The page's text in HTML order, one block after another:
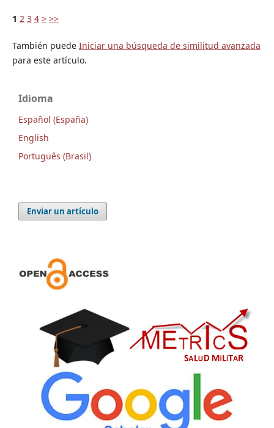
1 2 3 4 > >>
También puede Iniciar una búsqueda de similitud avanzada
para este artículo.
Idioma
Español (España)
English
Português (Brasil)
Enviar un artículo